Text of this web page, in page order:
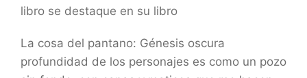
libro se destaque en su libro
La cosa del pantano: Génesis oscura
profundidad de los personajes es como un pozo